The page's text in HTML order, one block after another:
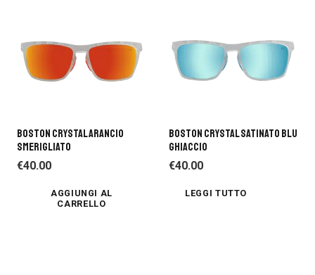
BOSTON CRYSTAL ARANCIO
SMERIGLIATO
€40.00
AGGIUNGI AL
CARRELLO
BOSTON CRYSTAL SATINATO BLU
GHIACCIO
€40.00
LEGGI TUTTO